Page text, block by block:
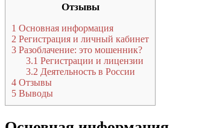
Отзывы
1 Основная информация
2 Регистрация и личный кабинет
3 Разоблачение: это мошенник?
3.1 Регистрации и лицензии
3.2 Деятельность в России
4 Отзывы
5 Выводы